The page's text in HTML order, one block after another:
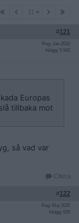
#121
Reg: Jan 2022
Inlägg: 5 942
Europas
tillbaka mot
så vad var
Citera
#122
Reg: Maj 2025
Inlägg: 626